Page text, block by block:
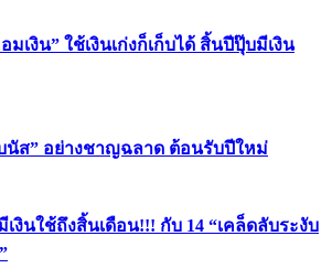
เงิน” ใช้เงินเก่งก็เก็บได้ สิ้นปีปุ๊บมีเงิน
บนัส” อย่างชาญฉลาด ต้อนรับปีใหม่
งินใช้ถึงสิ้นเดือน!!! กับ 14 “เคล็ดลับระงับ